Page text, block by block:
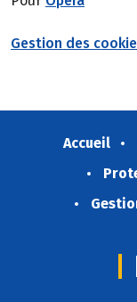
Gestion des
Accueil